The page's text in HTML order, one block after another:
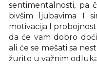
sentimentalnosti, pa
bivšim ljubavima I
motivacija I
da će vam dobro
ali će se mešati sa
žurite u važnim